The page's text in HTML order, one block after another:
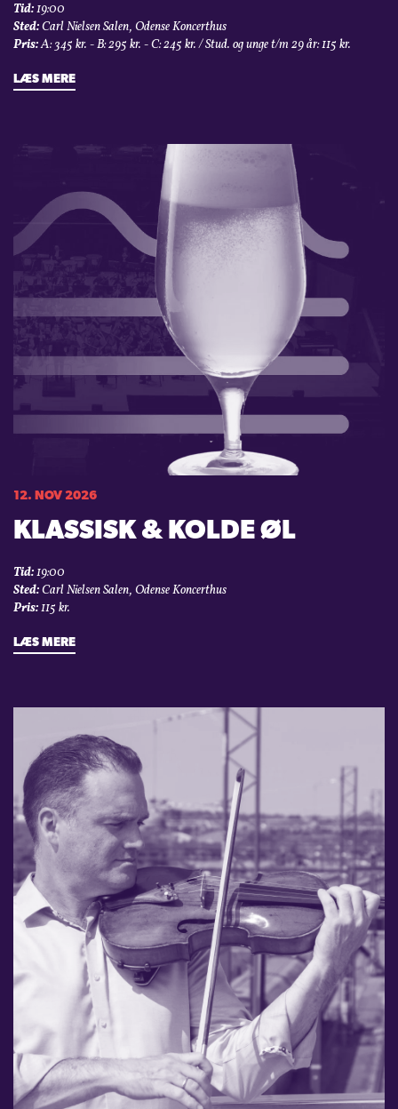
Tid:19:00
Sted:Carl Nielsen Salen, Odense Koncerthus
Pris:A: 345 kr. - B: 295 kr. - C: 245 kr. / Stud. og unge t/m 29 år: 115 kr.
LÆS MERE
12. NOV 2026
KLASSISK & KOLDE ØL
Tid:19:00
Sted:Carl Nielsen Salen, Odense Koncerthus
Pris:115 kr.
LÆS MERE